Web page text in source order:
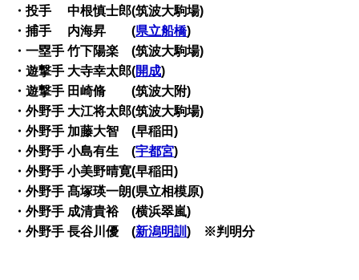
・投手 中根慎士郎(筑波大駒場)
・捕手 内海昇 (県立船橋)
・一塁手 竹下陽楽 (筑波大駒場)
・遊撃手 大寺幸太郎(開成)
・遊撃手 田崎脩 (筑波大附)
・外野手 大江将太郎(筑波大駒場)
・外野手 加藤大智 (早稲田)
・外野手 小島有生 (宇都宮)
・外野手 小美野晴寛(早稲田)
・外野手 髙塚瑛一朗(県立相模原)
・外野手 成清貴裕 (横浜翠嵐)
・外野手 長谷川優 (新潟明訓) ※判明分